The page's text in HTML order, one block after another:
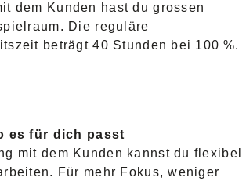
dem Kunden hast du grossen
Die reguläre
beträgt 40 Stunden bei 100 %.
es für dich passt
mit dem Kunden kannst du flexibel
Für mehr Fokus, weniger